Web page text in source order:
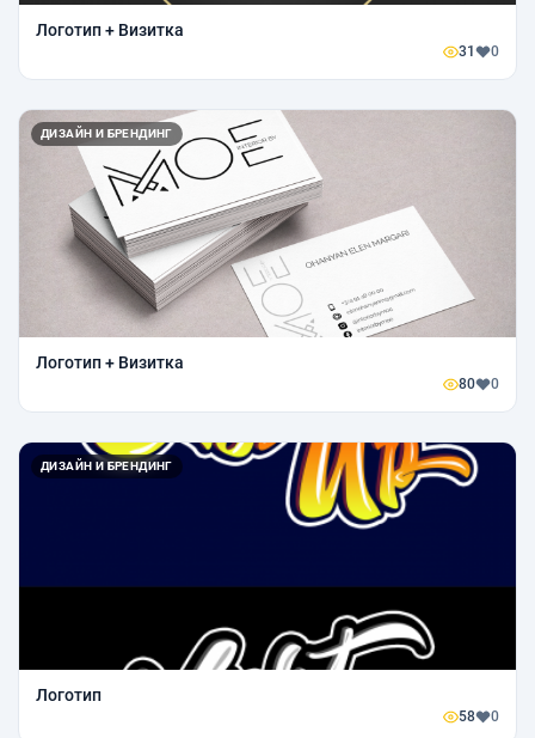
Логотип + Визитка
31 0
ДИЗАЙН И БРЕНДИНГ
Логотип + Визитка
80 0
ДИЗАЙН И БРЕНДИНГ
Логотип
58 0